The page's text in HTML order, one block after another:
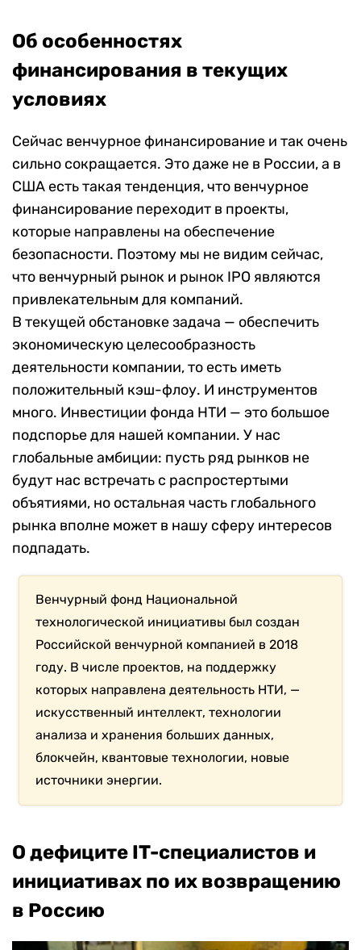
Об особенностях
финансирования в текущих
условиях
Сейчас венчурное финансирование и так очень
сильно сокращается. Это даже не в России, а в
США есть такая тенденция, что венчурное
финансирование переходит в проекты,
которые направлены на обеспечение
безопасности. Поэтому мы не видим сейчас,
что венчурный рынок и рынок IPO являются
привлекательным для компаний.
В текущей обстановке задача — обеспечить
экономическую целесообразность
деятельности компании, то есть иметь
положительный кэш-флоу. И инструментов
много. Инвестиции фонда НТИ — это большое
подспорье для нашей компании. У нас
глобальные амбиции: пусть ряд рынков не
будут нас встречать с распростертыми
объятиями, но остальная часть глобального
рынка вполне может в нашу сферу интересов
подпадать.
Венчурный фонд Национальной
технологической инициативы был создан
Российской венчурной компанией в 2018
году. В числе проектов, на поддержку
которых направлена деятельность НТИ, —
искусственный интеллект, технологии
анализа и хранения больших данных,
блокчейн, квантовые технологии, новые
источники энергии.
О дефиците IT-специалистов и
инициативах по их возвращению
в Россию